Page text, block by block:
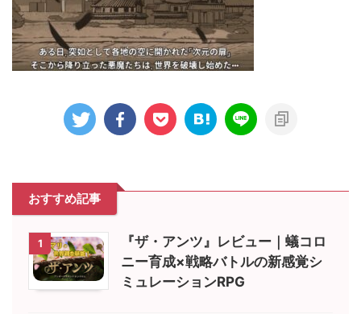
おすすめ記事
1
『ザ・アンツ』レビュー｜蟻コロ
ニー育成×戦略バトルの新感覚シ
ミュレーションRPG